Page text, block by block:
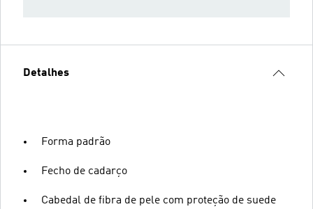
Detalhes
Forma padrão
Fecho de cadarço
Cabedal de fibra de pele com proteção de suede